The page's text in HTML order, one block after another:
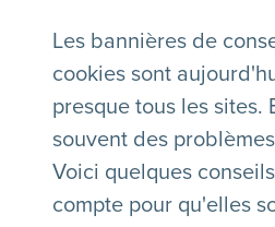
Les bannières de
cookies sont
presque tous les sites.
souvent des
Voici quelques
compte pour qu'elles